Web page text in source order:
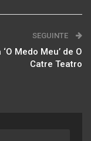
SEGUINTE
‘O Medo Meu’ de O
Catre Teatro